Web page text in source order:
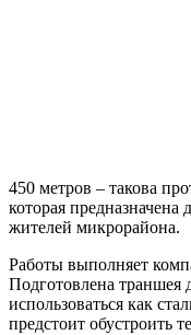
450 метров – такова
которая предназначена
жителей микрорайона.
Работы выполняет
Подготовлена траншея
использоваться как
предстоит обустроить